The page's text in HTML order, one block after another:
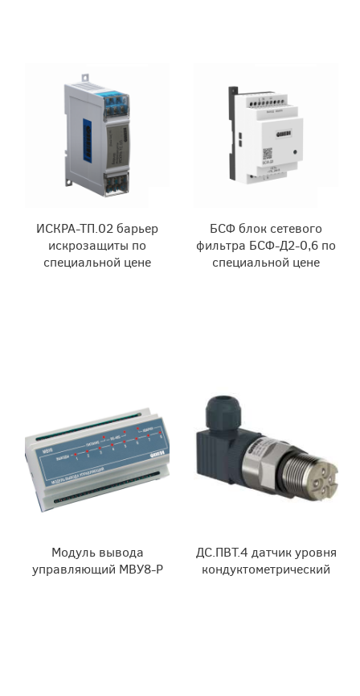
ИСКРА-ТП.02 барьер
искрозащиты по
специальной цене
БСФ блок сетевого
фильтра БСФ-Д2-0,6 по
специальной цене
Модуль вывода
управляющий МВУ8-Р
ДС.ПВТ.4 датчик уровня
кондуктометрический